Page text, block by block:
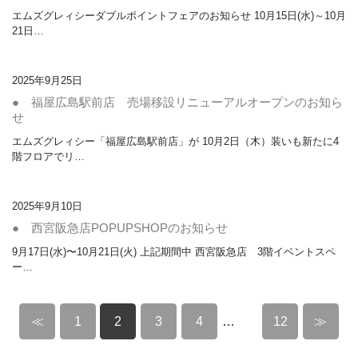
エムズグレィシーダブルポイントフェアのお知らせ 10月15日(水)～10月
21日…
2025年9月25日
● 福屋広島駅前店 売場移設リニューアルオープンのお知ら
せ
エムズグレィシー「福屋広島駅前店」が 10月2日（木）装いも新たに4
階フロアでリ…
2025年9月10日
● 西宮阪急店POPUPSHOPのお知らせ
9月17日(水)〜10月21日(火) 上記期間中 西宮阪急店 3階イベントスペ
ー…
≪ 1 2 3 4 … 12 ≫